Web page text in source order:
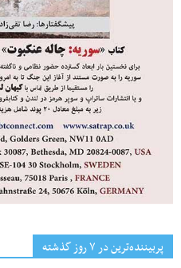
پربیننده‌ترین‌ در ۷ روز گذشته